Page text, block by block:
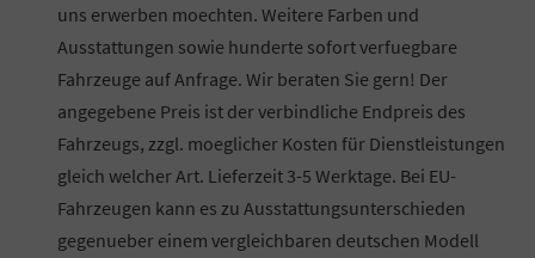
uns erwerben moechten. Weitere Farben und
Ausstattungen sowie hunderte sofort verfuegbare
Fahrzeuge auf Anfrage. Wir beraten Sie gern! Der
angegebene Preis ist der verbindliche Endpreis des
Fahrzeugs, zzgl. moeglicher Kosten für Dienstleistungen
gleich welcher Art. Lieferzeit 3-5 Werktage. Bei EU-
Fahrzeugen kann es zu Ausstattungsunterschieden
gegenueber einem vergleichbaren deutschen Modell